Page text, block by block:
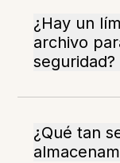
¿Hay un
archivo
seguridad?
¿Qué tan